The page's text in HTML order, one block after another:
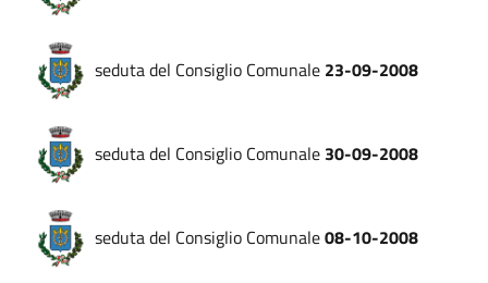
seduta del Consiglio Comunale 23-09-2008
seduta del Consiglio Comunale 30-09-2008
seduta del Consiglio Comunale08-10-2008